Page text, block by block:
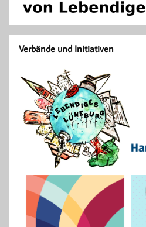
Verbände und Initiativen